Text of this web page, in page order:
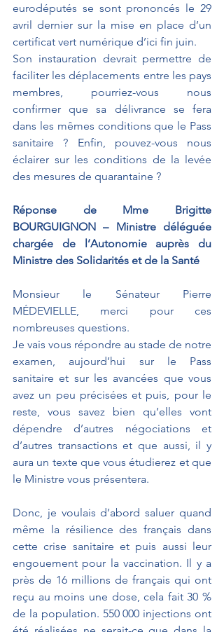
eurodéputés se sont prononcés le 29
avril dernier sur la mise en place d’un
certificat vert numérique d’ici fin juin.
Son instauration devrait permettre de
faciliter les déplacements entre les pays
membres, pourriez-vous nous
confirmer que sa délivrance se fera
dans les mêmes conditions que le Pass
sanitaire ? Enfin, pouvez-vous nous
éclairer sur les conditions de la levée
des mesures de quarantaine ?
Réponse de Mme Brigitte
BOURGUIGNON – Ministre déléguée
chargée de l’Autonomie auprès du
Ministre des Solidarités et de la Santé
Monsieur le Sénateur Pierre
MÉDEVIELLE, merci pour ces
nombreuses questions.
Je vais vous répondre au stade de notre
examen, aujourd’hui sur le Pass
sanitaire et sur les avancées que vous
avez un peu précisées et puis, pour le
reste, vous savez bien qu’elles vont
dépendre d’autres négociations et
d’autres transactions et que aussi, il y
aura un texte que vous étudierez et que
le Ministre vous présentera.
Donc, je voulais d’abord saluer quand
même la résilience des français dans
cette crise sanitaire et puis aussi leur
engouement pour la vaccination. Il y a
près de 16 millions de français qui ont
reçu au moins une dose, cela fait 30 %
de la population. 550 000 injections ont